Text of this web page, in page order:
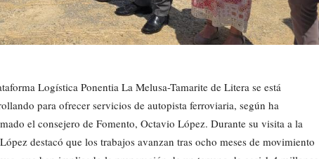
Logística Ponentia La Melusa-Tamarite de Litera se está
para ofrecer servicios de autopista ferroviaria, según ha
el consejero de Fomento, Octavio López. Durante su visita a la
destacó que los trabajos avanzan tras ocho meses de movimiento